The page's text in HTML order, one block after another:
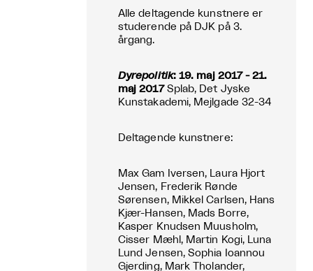
Alle deltagende kunstnere er
studerende på DJK på 3.
årgang.
Dyrepolitik: 19. maj 2017 - 21.
maj 2017Splab, Det Jyske
Kunstakademi, Mejlgade 32-34
Deltagende kunstnere:
Max Gam Iversen, Laura Hjort
Jensen, Frederik Rønde
Sørensen, Mikkel Carlsen, Hans
Kjær-Hansen, Mads Borre,
Kasper Knudsen Muusholm,
Cisser Mæhl, Martin Kogi, Luna
Lund Jensen, Sophia Ioannou
Gjerding, Mark Tholander,